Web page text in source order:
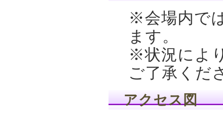
※会場内で
ます。
※状況によ
ご了承くだ
アクセス図